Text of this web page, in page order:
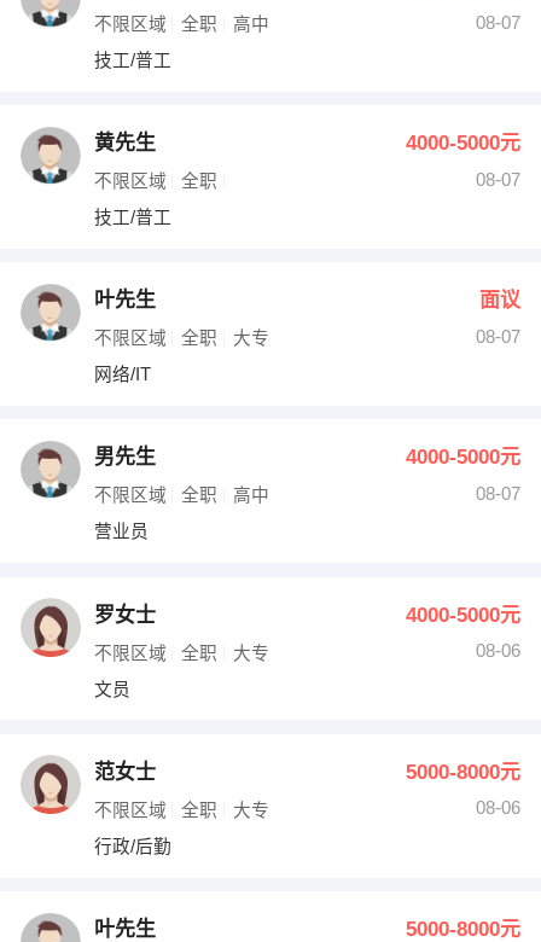
不限区域 全职 高中
08-07
技工/普工
黄先生 4000-5000元
不限区域 全职
08-07
技工/普工
叶先生 面议
不限区域 全职 大专
08-07
网络/IT
男先生 4000-5000元
不限区域 全职 高中
08-07
营业员
罗女士 4000-5000元
不限区域 全职 大专
08-06
文员
范女士 5000-8000元
不限区域 全职 大专
08-06
行政/后勤
叶先生 5000-8000元